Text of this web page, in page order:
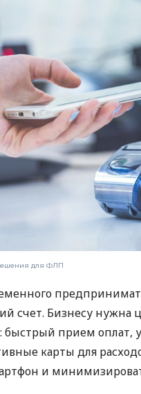
для ФЛП
счет. Бизнесу нужна
быстрый прием оплат,
карты для
и